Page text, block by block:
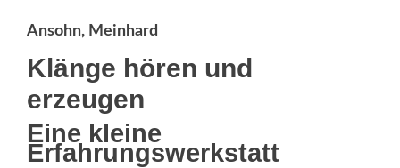
Ansohn, Meinhard
Klänge hören und
erzeugen
Eine kleine
Erfahrungswerkstatt